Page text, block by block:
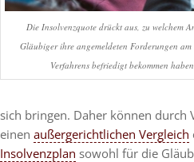
Die Insolvenzquote drückt aus, zu welchem
Gläubiger ihre angemeldeten Forderungen am
Verfahrens befriedigt bekommen haben.
sich bringen. Daher können durch
einen außergerichtlichen Vergleich
Insolvenzplan sowohl für die